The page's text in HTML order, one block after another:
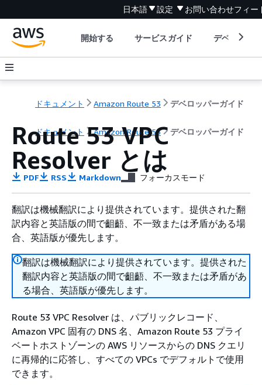
日本語 設定 お問い合わせフィー
開始する サービスガイド デベロッパ
ドキュメント Amazon Route 53 デベロッパーガイド
ドキュメント Amazon Route 53 デベロッパーガイド
Route 53 VPC
Resolver とは
PDF RSS Markdown フォーカスモード
翻訳は機械翻訳により提供されています。提供された翻
訳内容と英語版の間で齟齬、不一致または矛盾がある場
合、英語版が優先します。
翻訳は機械翻訳により提供されています。提供された
翻訳内容と英語版の間で齟齬、不一致または矛盾があ
る場合、英語版が優先します。
Route 53 VPC Resolver は、パブリックレコード、
Amazon VPC 固有の DNS 名、Amazon Route 53 プライ
ベートホストゾーンの AWS リソースからの DNS クエリ
に再帰的に応答し、すべての VPCs でデフォルトで使用
できます。